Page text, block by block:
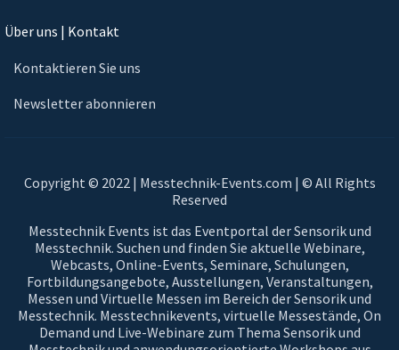
Über uns | Kontakt
Kontaktieren Sie uns
Newsletter abonnieren
Copyright © 2022 | Messtechnik-Events.com | © All Rights
Reserved
Messtechnik Events ist das Eventportal der Sensorik und
Messtechnik. Suchen und finden Sie aktuelle Webinare,
Webcasts, Online-Events, Seminare, Schulungen,
Fortbildungsangebote, Ausstellungen, Veranstaltungen,
Messen und Virtuelle Messen im Bereich der Sensorik und
Messtechnik. Messtechnikevents, virtuelle Messestände, On
Demand und Live-Webinare zum Thema Sensorik und